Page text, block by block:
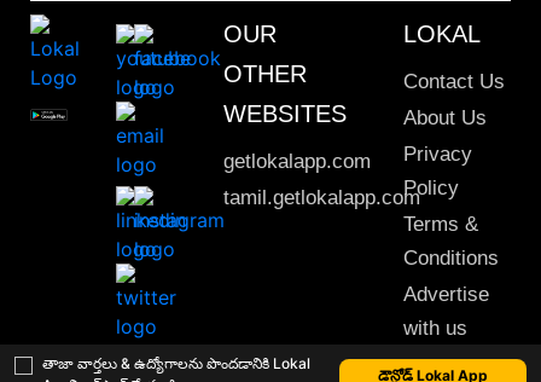
తాజా వార్తలు & ఉద్యోగాలను పొందడానికి Lokal
డౌన్లోడ్ Lokal App
OUR
OTHER
WEBSITES
getlokalapp.com
tamil.getlokalapp.com
LOKAL
Contact Us
About Us
Privacy
Policy
Terms &
Conditions
Advertise
with us
Sitemap